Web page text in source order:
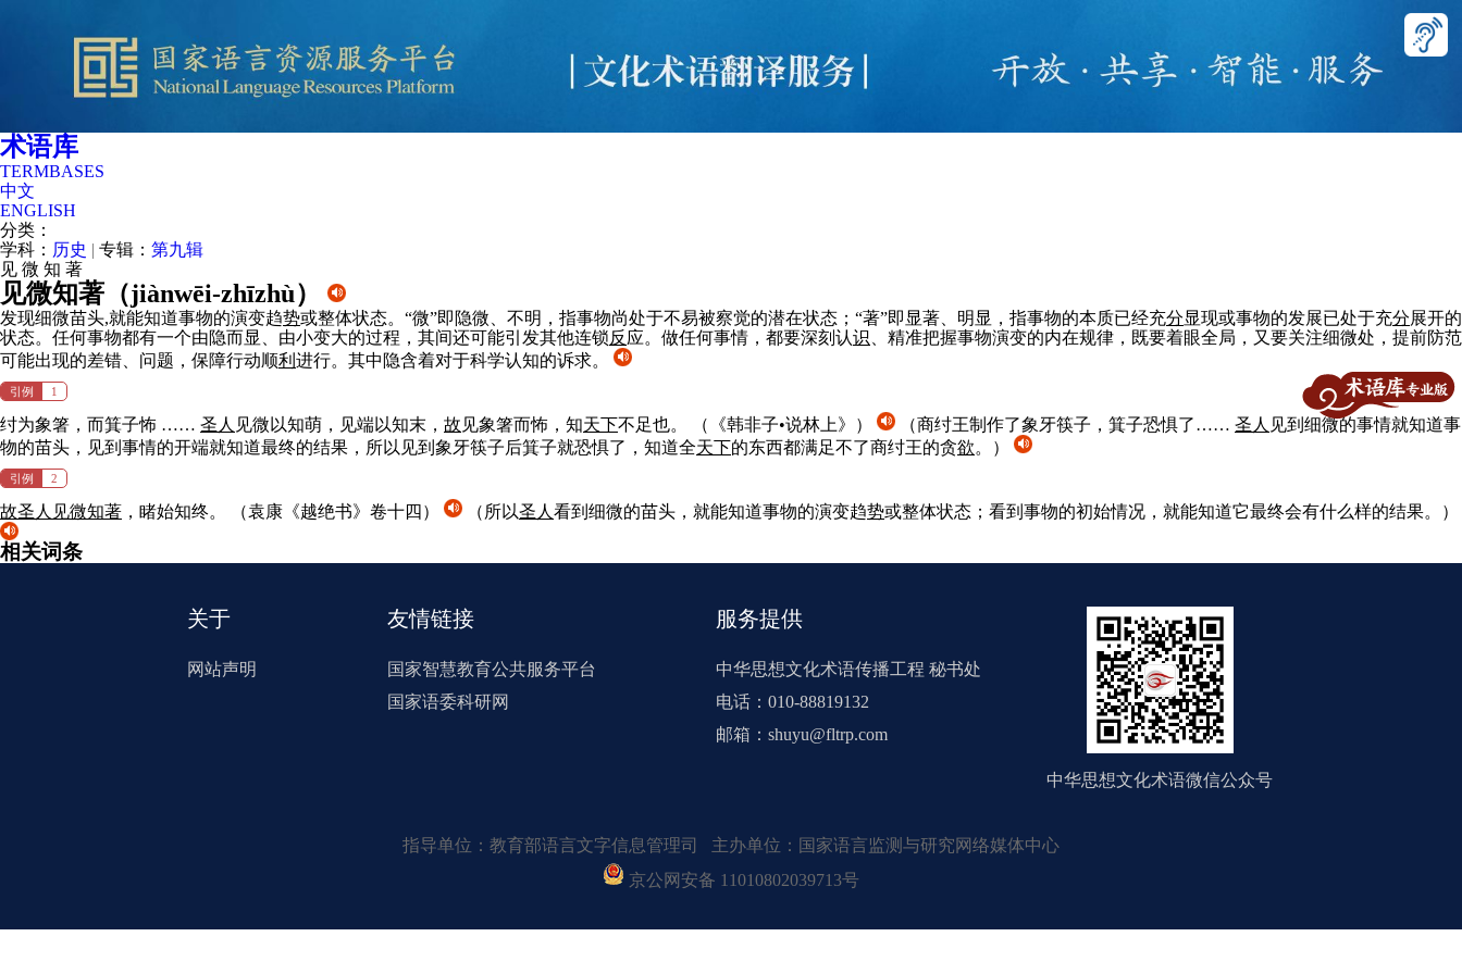
术语库
TERMBASES
中文
ENGLISH
分类：
学科： 历史 | 专辑： 第九辑
见 微 知 著
见微知著（jiànwēi-zhīzhù）
发现细微苗头,就能知道事物的演变趋势或整体状态。“微”即隐微、不明，指事物尚处于不易被察觉的潜在状态；“著”即显著、明显，指事物的本质已经充分显现或事物的发展已处于充分展开的
状态。任何事物都有一个由隐而显、由小变大的过程，其间还可能引发其他连锁反 应。做任何事情，都要深刻认识 、精准把握事物演变的内在规律，既要着眼全局，又要关注细微处，提前防范
可能出现的差错、问题，保障行动顺利 进行。其中隐含着对于科学认知的诉求。
引例 1
纣为象箸，而箕子怖 …… 圣 人 见微以知萌，见端以知末， 故 见象箸而怖，知天下不足也。 （《韩非子•说林上》） （商纣王制作了象牙筷子，箕子恐惧了…… 圣 人 见到细微的事情就知道事
物的苗头，见到事情的开端就知道最终的结果，所以见到象牙筷子后箕子就恐惧了，知道全天下的东西都满足不了商纣王的贪欲。）
引例 2
故圣 人 见微知著 ，睹始知终。 （袁康《越绝书》卷十四） （所以圣 人 看到细微的苗头，就能知道事物的演变趋势或整体状态；看到事物的初始情况，就能知道它最终会有什么样的结果。）
相关词条
关于
网站声明
友情链接
国家智慧教育公共服务平台
国家语委科研网
服务提供
中华思想文化术语传播工程 秘书处
电话：010-88819132
邮箱：shuyu@fltrp.com
中华思想文化术语微信公众号
指导单位：教育部语言文字信息管理司 主办单位：国家语言监测与研究网络媒体中心
京公网安备 11010802039713号